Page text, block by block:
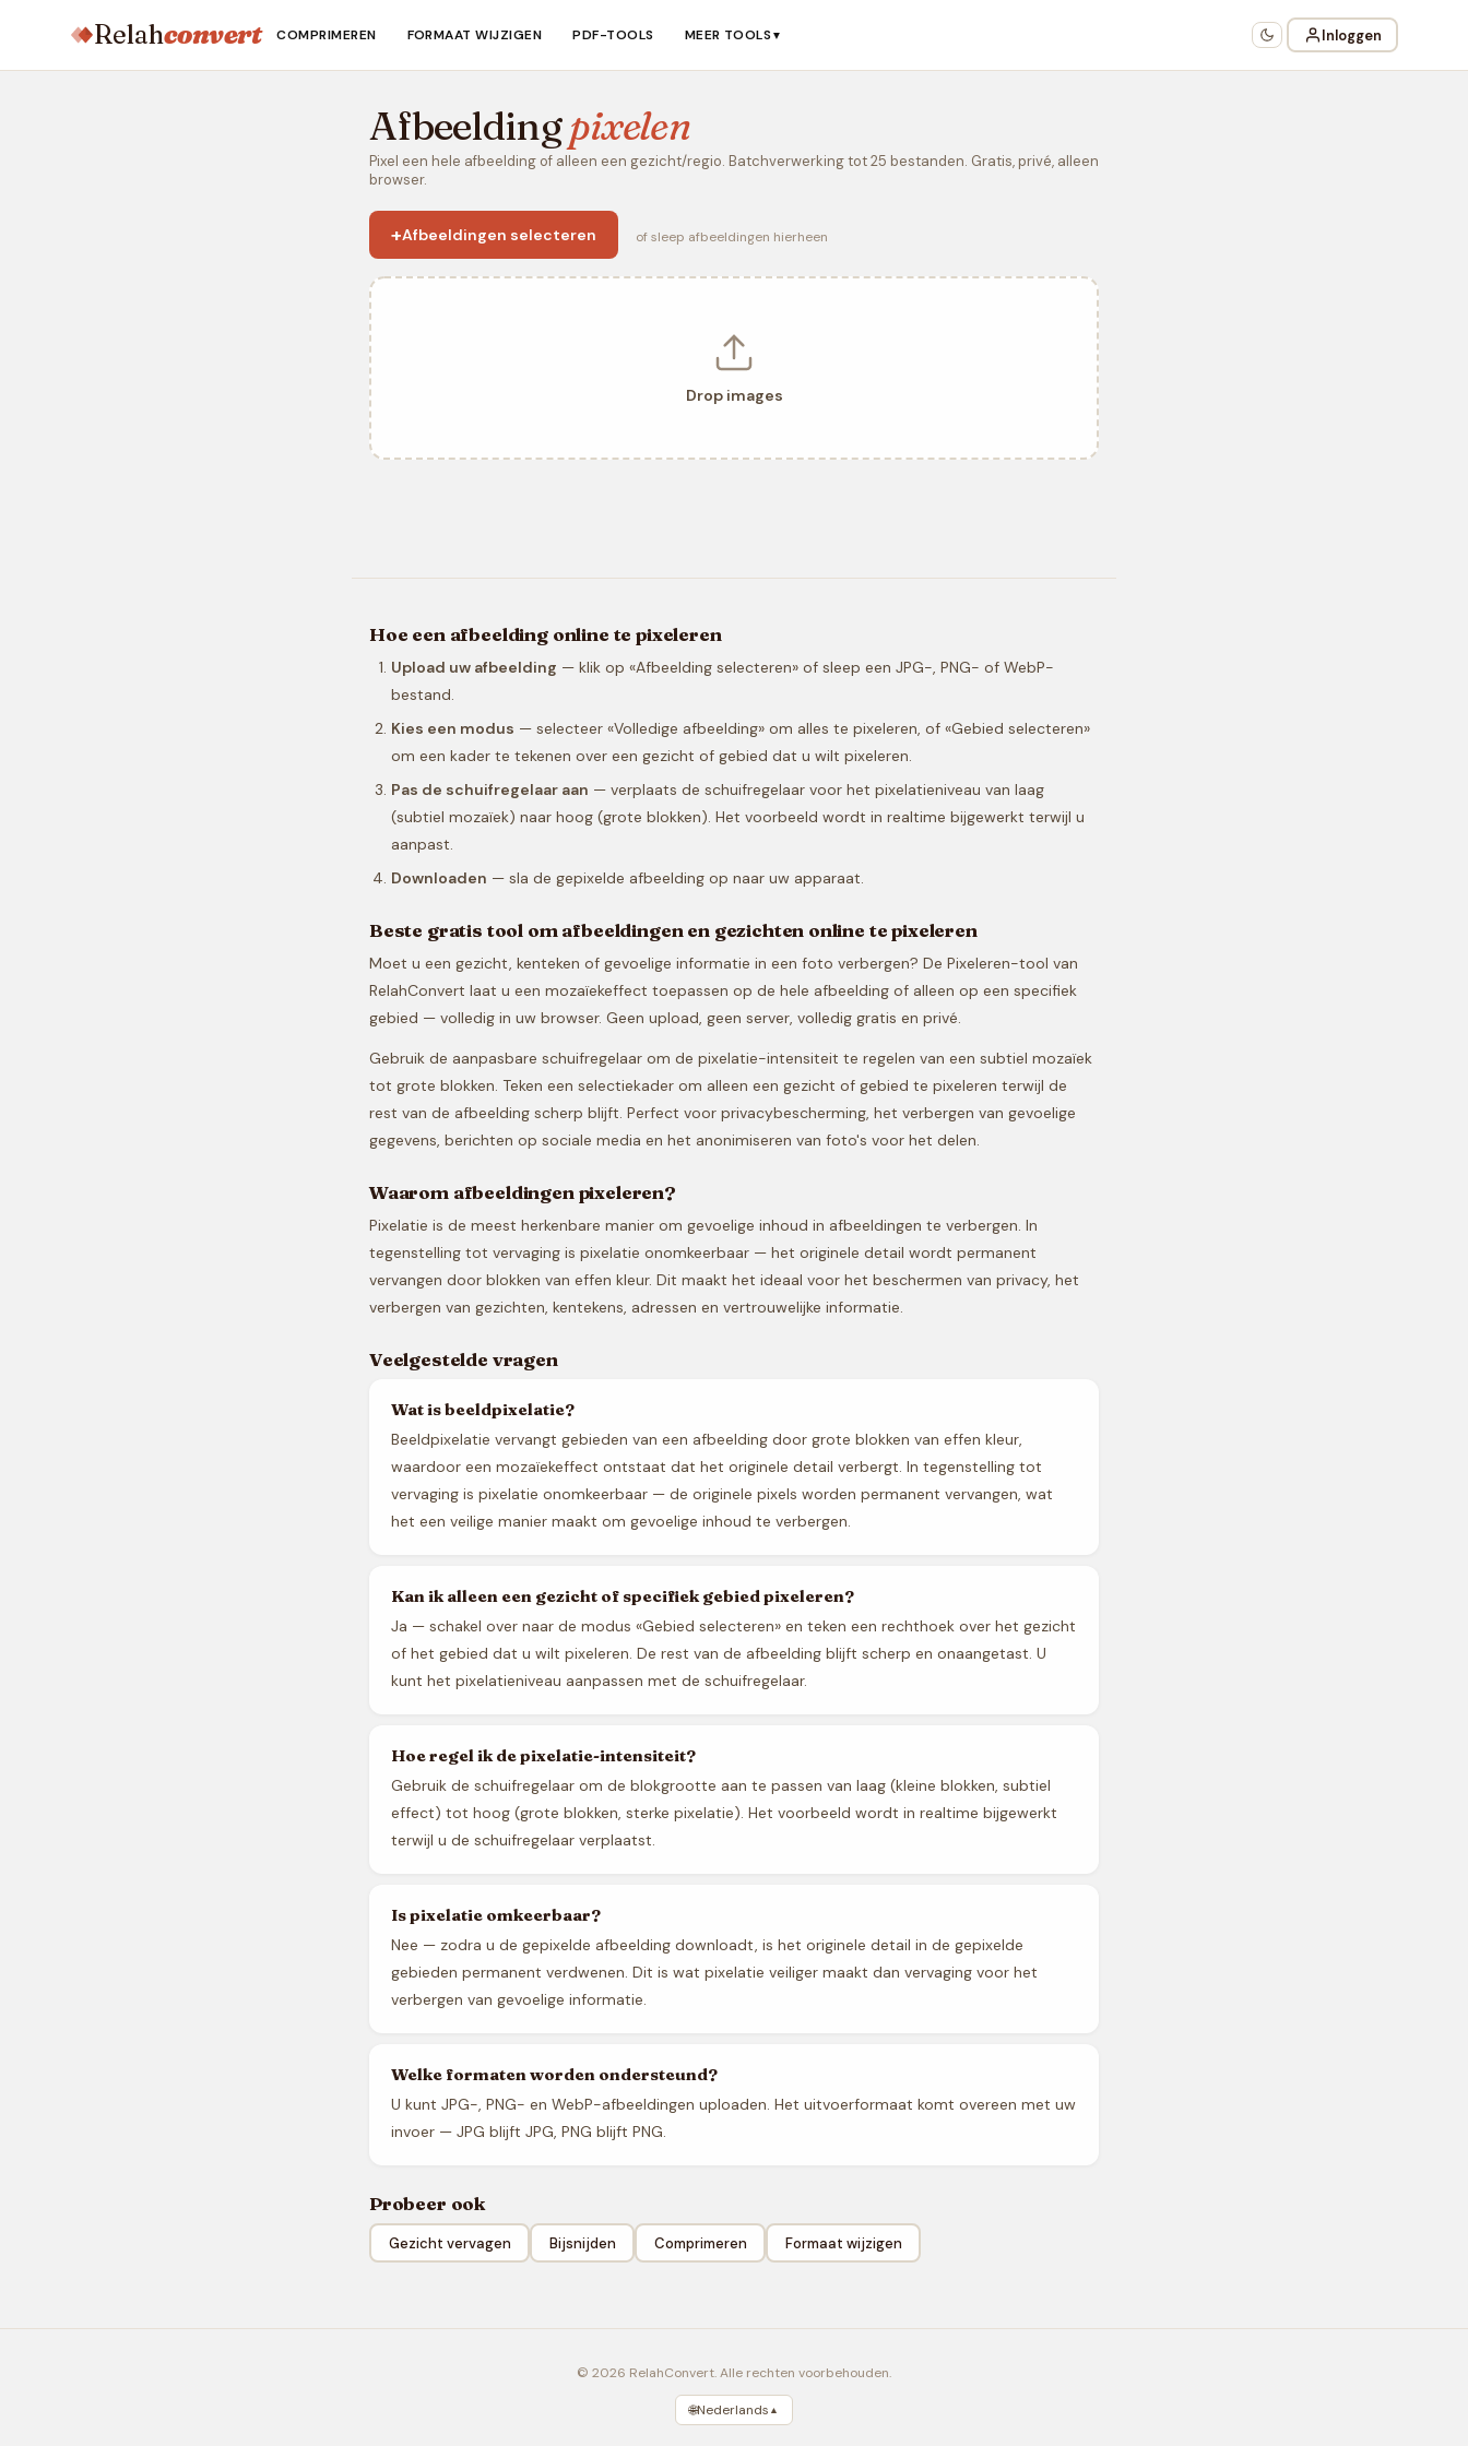
Relahconvert COMPRIMEREN FORMAAT WIJZIGEN PDF-TOOLS MEER TOOLS ▼ Inloggen
Afbeeldingpixelen
Pixel een hele afbeelding of alleen een gezicht/regio. Batchverwerking tot 25 bestanden. Gratis, privé, alleen
browser.
+Afbeeldingen selecteren of sleep afbeeldingen hierheen
Drop images
Hoe een afbeelding online te pixeleren
Upload uw afbeelding — klik op «Afbeelding selecteren» of sleep een JPG-, PNG- of WebP-
bestand.
Kies een modus — selecteer «Volledige afbeelding» om alles te pixeleren, of «Gebied selecteren»
om een kader te tekenen over een gezicht of gebied dat u wilt pixeleren.
Pas de schuifregelaar aan — verplaats de schuifregelaar voor het pixelatieniveau van laag
(subtiel mozaïek) naar hoog (grote blokken). Het voorbeeld wordt in realtime bijgewerkt terwijl u
aanpast.
Downloaden — sla de gepixelde afbeelding op naar uw apparaat.
Beste gratis tool om afbeeldingen en gezichten online te pixeleren
Moet u een gezicht, kenteken of gevoelige informatie in een foto verbergen? De Pixeleren-tool van
RelahConvert laat u een mozaïekeffect toepassen op de hele afbeelding of alleen op een specifiek
gebied — volledig in uw browser. Geen upload, geen server, volledig gratis en privé.
Gebruik de aanpasbare schuifregelaar om de pixelatie-intensiteit te regelen van een subtiel mozaïek
tot grote blokken. Teken een selectiekader om alleen een gezicht of gebied te pixeleren terwijl de
rest van de afbeelding scherp blijft. Perfect voor privacybescherming, het verbergen van gevoelige
gegevens, berichten op sociale media en het anonimiseren van foto's voor het delen.
Waarom afbeeldingen pixeleren?
Pixelatie is de meest herkenbare manier om gevoelige inhoud in afbeeldingen te verbergen. In
tegenstelling tot vervaging is pixelatie onomkeerbaar — het originele detail wordt permanent
vervangen door blokken van effen kleur. Dit maakt het ideaal voor het beschermen van privacy, het
verbergen van gezichten, kentekens, adressen en vertrouwelijke informatie.
Veelgestelde vragen
Wat is beeldpixelatie?
Beeldpixelatie vervangt gebieden van een afbeelding door grote blokken van effen kleur,
waardoor een mozaïekeffect ontstaat dat het originele detail verbergt. In tegenstelling tot
vervaging is pixelatie onomkeerbaar — de originele pixels worden permanent vervangen, wat
het een veilige manier maakt om gevoelige inhoud te verbergen.
Kan ik alleen een gezicht of specifiek gebied pixeleren?
Ja — schakel over naar de modus «Gebied selecteren» en teken een rechthoek over het gezicht
of het gebied dat u wilt pixeleren. De rest van de afbeelding blijft scherp en onaangetast. U
kunt het pixelatieniveau aanpassen met de schuifregelaar.
Hoe regel ik de pixelatie-intensiteit?
Gebruik de schuifregelaar om de blokgrootte aan te passen van laag (kleine blokken, subtiel
effect) tot hoog (grote blokken, sterke pixelatie). Het voorbeeld wordt in realtime bijgewerkt
terwijl u de schuifregelaar verplaatst.
Is pixelatie omkeerbaar?
Nee — zodra u de gepixelde afbeelding downloadt, is het originele detail in de gepixelde
gebieden permanent verdwenen. Dit is wat pixelatie veiliger maakt dan vervaging voor het
verbergen van gevoelige informatie.
Welke formaten worden ondersteund?
U kunt JPG-, PNG- en WebP-afbeeldingen uploaden. Het uitvoerformaat komt overeen met uw
invoer — JPG blijft JPG, PNG blijft PNG.
Probeer ook
Gezicht vervagen Bijsnijden Comprimeren Formaat wijzigen
© 2026 RelahConvert. Alle rechten voorbehouden.
🌐Nederlands ▲